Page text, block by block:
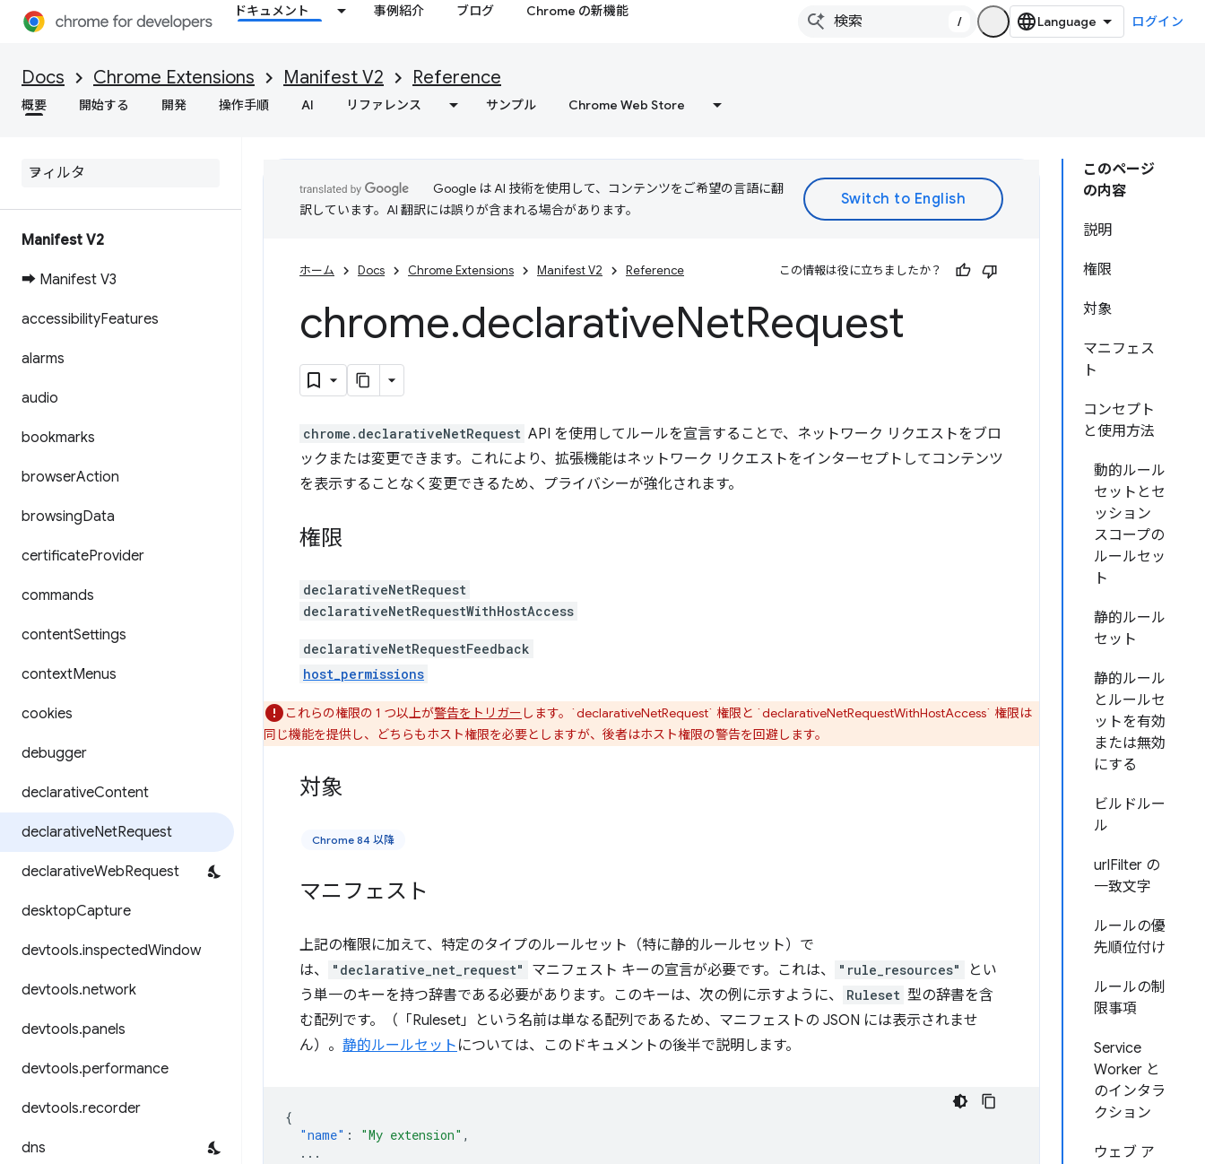
ドキュメント 事例紹介 ブログ Chrome の新機能
/ ログイン
Docs Chrome Extensions Manifest V2 Reference
概要 開始する 開発 操作手順 AI リファレンス サンプル Chrome Web Store
Manifest V2
➡ Manifest V3
accessibilityFeatures
alarms
audio
bookmarks
browserAction
browsingData
certificateProvider
commands
contentSettings
contextMenus
cookies
debugger
declarativeContent
declarativeNetRequest
declarativeWebRequest
desktopCapture
devtools.inspectedWindow
devtools.network
devtools.panels
devtools.performance
devtools.recorder
dns
このページ
の内容
説明
権限
対象
マニフェス
ト
コンセプト
と使用方法
動的ルール
セットとセ
ッション
スコープの
ルールセッ
ト
静的ルール
セット
静的ルール
とルールセ
ットを有効
または無効
にする
ビルドルー
ル
urlFilter の
一致文字
ルールの優
先順位付け
ルールの制
限事項
Service
Worker と
のインタラ
クション
ウェブ ア
Google は AI 技術を使用して、コンテンツをご希望の言語に翻
訳しています。AI 翻訳には誤りが含まれる場合があります。
ホーム Docs Chrome Extensions Manifest V2 Reference この情報は役に立ちましたか？
chrome.declarativeNetRequest
chrome.declarativeNetRequest API を使用してルールを宣言することで、ネットワーク リクエストをブロ
ックまたは変更できます。これにより、拡張機能はネットワーク リクエストをインターセプトしてコンテンツ
を表示することなく変更できるため、プライバシーが強化されます。
権限
declarativeNetRequest
declarativeNetRequestWithHostAccess
declarativeNetRequestFeedback
host_permissions
これらの権限の 1 つ以上が警告をトリガー します。`declarativeNetRequest` 権限と `declarativeNetRequestWithHostAccess` 権限は
同じ機能を提供し、どちらもホスト権限を必要としますが、後者はホスト権限の警告を回避します。
対象
Chrome 84 以降
マニフェスト
上記の権限に加えて、特定のタイプのルールセット（特に静的ルールセット）で
は、
"declarative_net_request" マニフェスト キーの宣言が必要です。これは、 "rule_resources"
とい
う単一のキーを持つ辞書である必要があります。このキーは、次の例に示すように、
Ruleset 型の辞書を含
む配列です。（「Ruleset」という名前は単なる配列であるため、マニフェストの JSON には表示されませ
ん）。 静的ルールセット については、このドキュメントの後半で説明します。
{
"name" : "My extension" ,
...